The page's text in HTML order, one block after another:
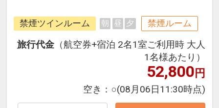
チェックイン前はもちろん、チェッ
クアウト後も無料でお荷物のお預か
りＯＫ！駅前立地なので受取もラク
ラク。シモンズ社製のベッドや加湿
機能付空気清浄機を完備したお部屋
で快適な滞在をお楽しみいただけま
禁煙ツインルーム 朝 昼 夕 禁煙ルーム
旅行代金 （航空券+宿泊 2名1室ご利用時 大人
1名様あたり）
52,800円
空き： ○(08月06日11:30時点)